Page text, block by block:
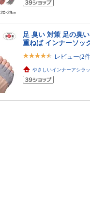
足 臭い 対策 足の臭
重ねば インナーソッ
レビュー(2
やさしいインナーアシラ